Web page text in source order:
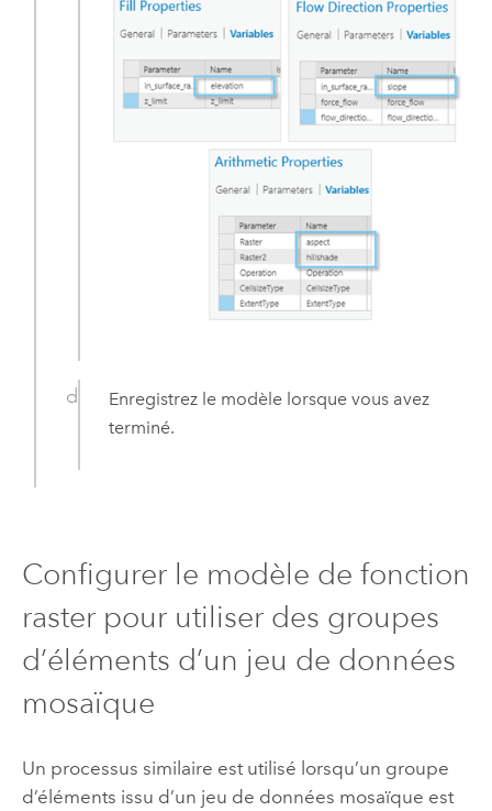
Enregistrez le modèle lorsque vous avez
terminé.
Configurer le modèle de fonction
raster pour utiliser des groupes
d’éléments d’un jeu de données
mosaïque
Un processus similaire est utilisé lorsqu’un groupe
d’éléments issu d’un jeu de données mosaïque est